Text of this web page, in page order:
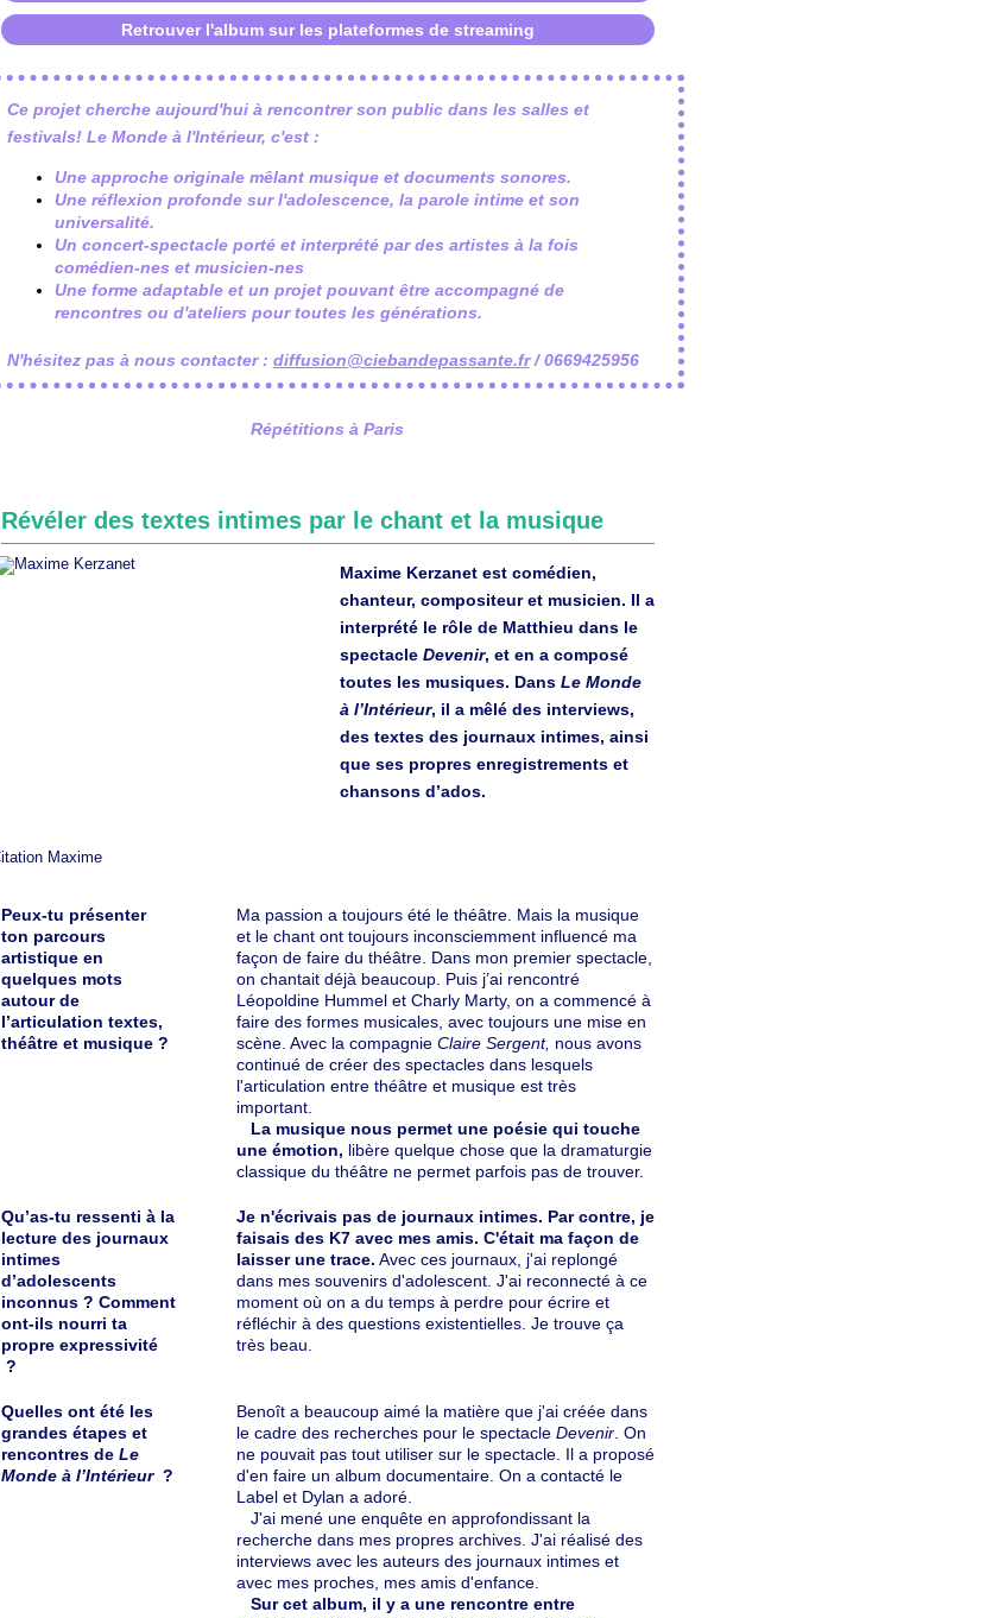
Retrouver l'album sur les plateformes de streaming
Ce projet cherche aujourd'hui à rencontrer son public dans les salles et
festivals! Le Monde à l'Intérieur, c'est :
Une approche originale mêlant musique et documents sonores.
Une réflexion profonde sur l'adolescence, la parole intime et son
universalité.
Un concert-spectacle porté et interprété par des artistes à la fois
comédien-nes et musicien-nes
Une forme adaptable et un projet pouvant être accompagné de
rencontres ou d'ateliers pour toutes les générations.
N'hésitez pas à nous contacter : diffusion@ciebandepassante.fr/ 0669425956
Répétitions à Paris
Révéler des textes intimes par le chant et la musique
Maxime Kerzanet est comédien,
chanteur, compositeur et musicien. Il a
interprété le rôle de Matthieu dans le
spectacle Devenir, et en a composé
toutes les musiques. Dans Le Monde
à l’Intérieur, il a mêlé des interviews,
des textes des journaux intimes, ainsi
que ses propres enregistrements et
chansons d’ados.
Peux-tu présenter
ton parcours
artistique en
quelques mots
autour de
l’articulation textes,
théâtre et musique ?
Ma passion a toujours été le théâtre. Mais la musique
et le chant ont toujours inconsciemment influencé ma
façon de faire du théâtre. Dans mon premier spectacle,
on chantait déjà beaucoup. Puis j’ai rencontré
Léopoldine Hummel et Charly Marty, on a commencé à
faire des formes musicales, avec toujours une mise en
scène. Avec la compagnie Claire Sergent, nous avons
continué de créer des spectacles dans lesquels
l'articulation entre théâtre et musique est très
important.
La musique nous permet une poésie qui touche
une émotion, libère quelque chose que la dramaturgie
classique du théâtre ne permet parfois pas de trouver.
Qu’as-tu ressenti à la
lecture des journaux
intimes
d’adolescents
inconnus ? Comment
ont-ils nourri ta
propre expressivité
?
Je n'écrivais pas de journaux intimes. Par contre, je
faisais des K7 avec mes amis. C'était ma façon de
laisser une trace. Avec ces journaux, j'ai replongé
dans mes souvenirs d'adolescent. J'ai reconnecté à ce
moment où on a du temps à perdre pour écrire et
réfléchir à des questions existentielles. Je trouve ça
très beau.
Quelles ont été les
grandes étapes et
rencontres deLe
Monde à l’Intérieur ?
Benoît a beaucoup aimé la matière que j'ai créée dans
le cadre des recherches pour le spectacle Devenir. On
ne pouvait pas tout utiliser sur le spectacle. Il a proposé
d'en faire un album documentaire. On a contacté le
Label et Dylan a adoré.
J'ai mené une enquête en approfondissant la
recherche dans mes propres archives. J'ai réalisé des
interviews avec les auteurs des journaux intimes et
avec mes proches, mes amis d'enfance.
Sur cet album, il y a une rencontre entre